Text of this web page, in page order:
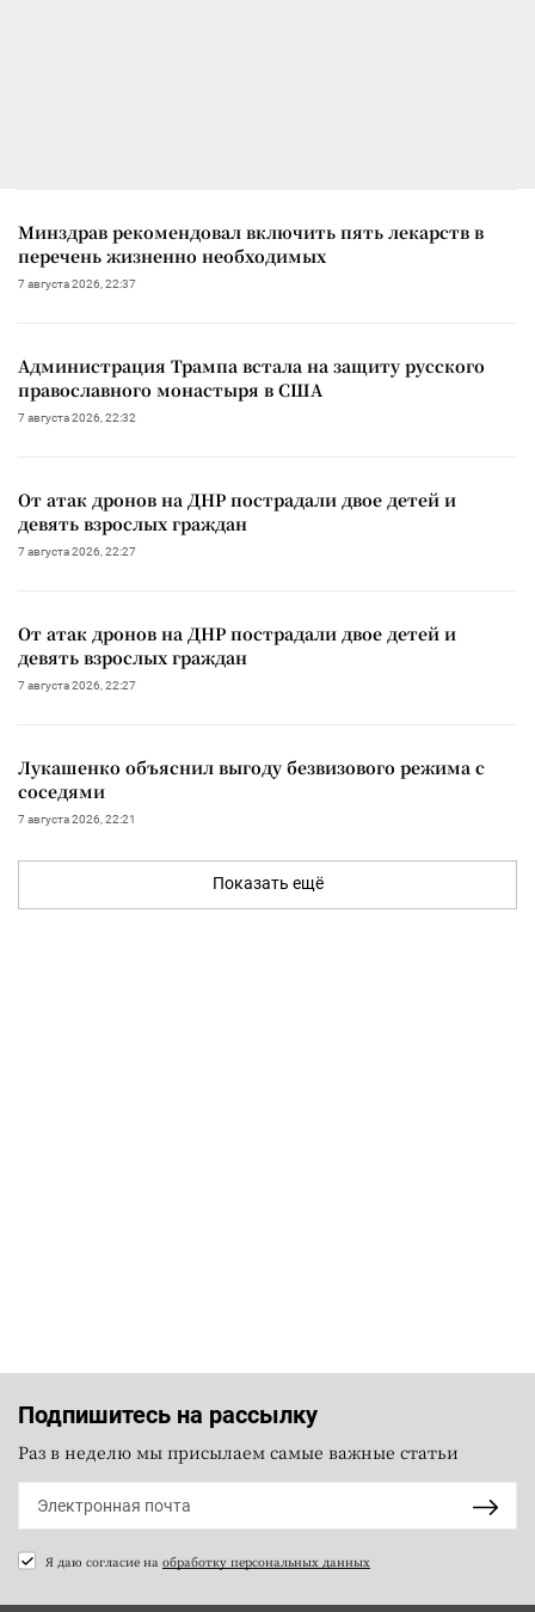
Минздрав рекомендовал включить пять лекарств в
перечень жизненно необходимых
7 августа 2026, 22:37
Администрация Трампа встала на защиту русского
православного монастыря в США
7 августа 2026, 22:32
От атак дронов на ДНР пострадали двое детей и
девять взрослых граждан
7 августа 2026, 22:27
От атак дронов на ДНР пострадали двое детей и
девять взрослых граждан
7 августа 2026, 22:27
Лукашенко объяснил выгоду безвизового режима с
соседями
7 августа 2026, 22:21
Показать ещё
Подпишитесь на рассылку
Раз в неделю мы присылаем самые важные статьи
Я даю согласие на обработку персональных данных